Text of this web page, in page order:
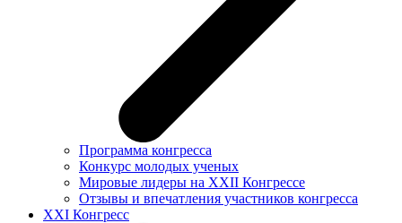
Программа конгресса
Конкурс молодых ученых
Мировые лидеры на XXII Конгрессе
Отзывы и впечатления участников конгресса
XXI Конгресс